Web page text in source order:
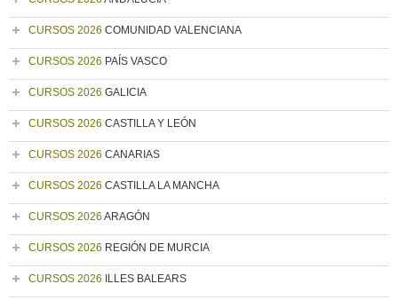
CURSOS 2026 COMUNIDAD VALENCIANA
CURSOS 2026 PAÍS VASCO
CURSOS 2026 GALICIA
CURSOS 2026 CASTILLA Y LEÓN
CURSOS 2026 CANARIAS
CURSOS 2026 CASTILLA LA MANCHA
CURSOS 2026 ARAGÓN
CURSOS 2026 REGIÓN DE MURCIA
CURSOS 2026 ILLES BALEARS